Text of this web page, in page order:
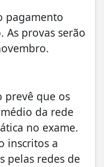
pagamento
As provas serão
prevê que os
da rede
no exame.
inscritos a
pelas redes de